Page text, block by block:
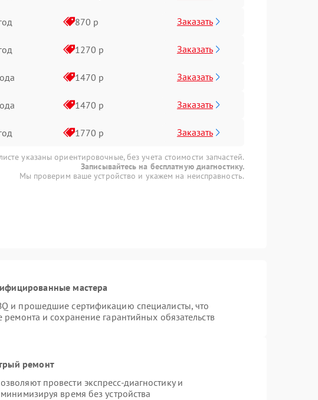
870 р Заказать
1270 р Заказать
1470 р Заказать
1470 р Заказать
1770 р Заказать
указаны ориентировочные, без учета стоимости запчастей.
Записывайтесь на бесплатную диагностику.
Мы проверим ваше устройство и укажем на неисправность.
мастера
и прошедшие сертификацию специалисты, что
ремонта и сохранение гарантийных обязательств
ремонт
провести экспресс-диагностику и
время без устройства